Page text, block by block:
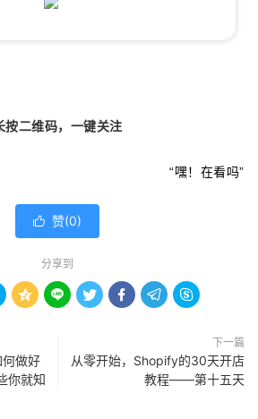
按二维码，一键关注
“嘿！在看吗”
 赞(0)
分享到
     
何做好
你就知
下一篇
从零开始，Shopify的30天开店
教程——第十五天